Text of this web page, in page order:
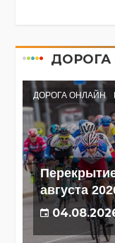
ДОРОГА ОНЛАЙН
августа